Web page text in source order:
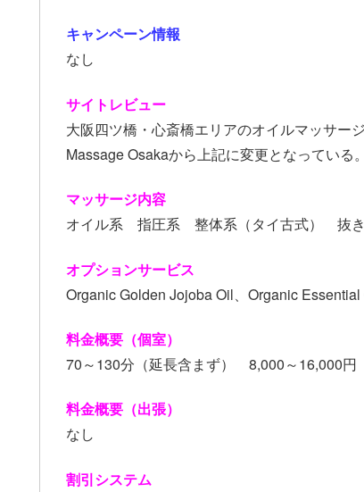
キャンペーン情報
なし
サイトレビュー
大阪四ツ橋・心斎橋エリアのオイルマッサー
Massage Osakaから上記に変更となっている。
マッサージ内容
オイル系 指圧系 整体系（タイ古式） 抜き
オプションサービス
Organic Golden Jojoba Oil、Organic
料金概要（個室）
70～130分（延長含まず） 8,000～16,000円
料金概要（出張）
なし
割引システム